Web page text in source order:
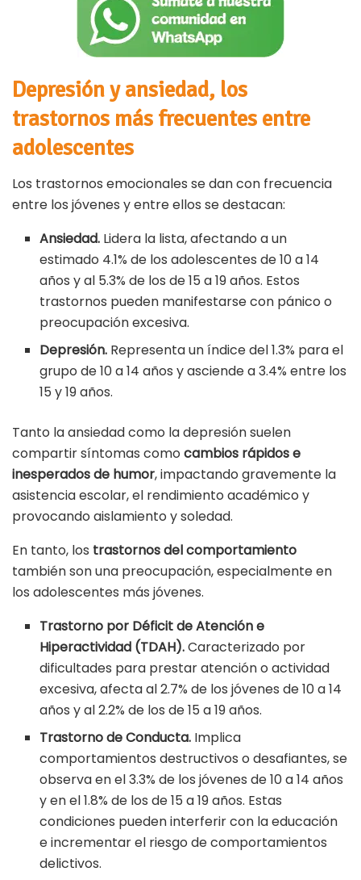
Depresión y ansiedad, los
trastornos más frecuentes entre
adolescentes
Los trastornos emocionales se dan con frecuencia
entre los jóvenes y entre ellos se destacan:
Ansiedad. Lidera la lista, afectando a un
estimado 4.1% de los adolescentes de 10 a 14
años y al 5.3% de los de 15 a 19 años. Estos
trastornos pueden manifestarse con pánico o
preocupación excesiva.
Depresión. Representa un índice del 1.3% para el
grupo de 10 a 14 años y asciende a 3.4% entre los
15 y 19 años.
Tanto la ansiedad como la depresión suelen
compartir síntomas como cambios rápidos e
inesperados de humor, impactando gravemente la
asistencia escolar, el rendimiento académico y
provocando aislamiento y soledad.
En tanto, los trastornos del comportamiento
también son una preocupación, especialmente en
los adolescentes más jóvenes.
Trastorno por Déficit de Atención e
Hiperactividad (TDAH).Caracterizado por
dificultades para prestar atención o actividad
excesiva, afecta al 2.7% de los jóvenes de 10 a 14
años y al 2.2% de los de 15 a 19 años.
Trastorno de Conducta. Implica
comportamientos destructivos o desafiantes, se
observa en el 3.3% de los jóvenes de 10 a 14 años
y en el 1.8% de los de 15 a 19 años. Estas
condiciones pueden interferir con la educación
e incrementar el riesgo de comportamientos
delictivos.